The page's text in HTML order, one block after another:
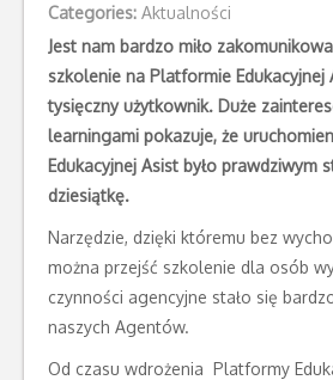
Categories: Aktualności
Jest nam bardzo miło
szkolenie na Platformie Edukacyjnej
tysięczny użytkownik. Duże
learningami pokazuje, że
Edukacyjnej Asist było prawdziwym
dziesiątkę.
Narzędzie, dzięki któremu bez
można przejść szkolenie dla osób
czynności agencyjne stało się
naszych Agentów.
Od czasu wdrożenia Platformy